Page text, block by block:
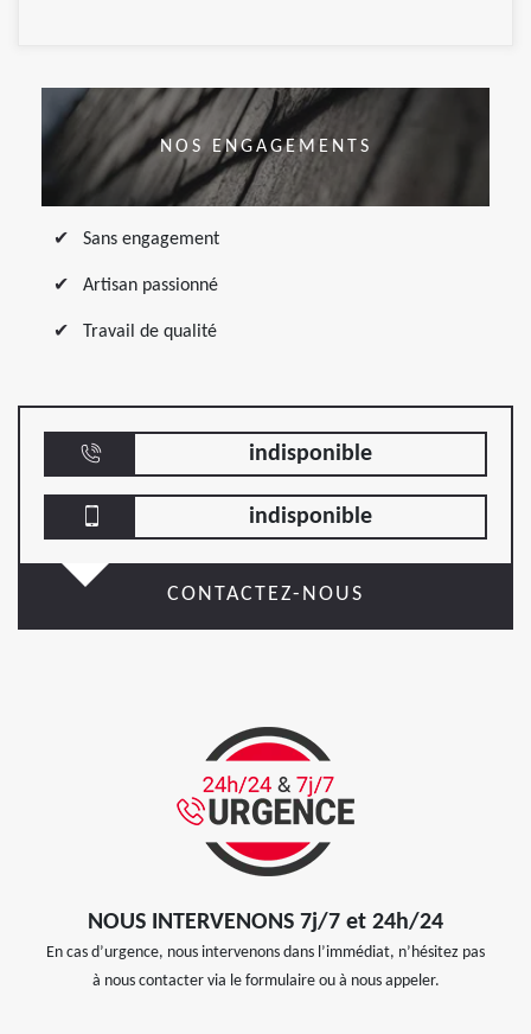
NOS ENGAGEMENTS
Sans engagement
Artisan passionné
Travail de qualité
indisponible
indisponible
CONTACTEZ-NOUS
NOUS INTERVENONS 7j/7 et 24h/24
En cas d’urgence, nous intervenons dans l’immédiat, n’hésitez pas
à nous contacter via le formulaire ou à nous appeler.